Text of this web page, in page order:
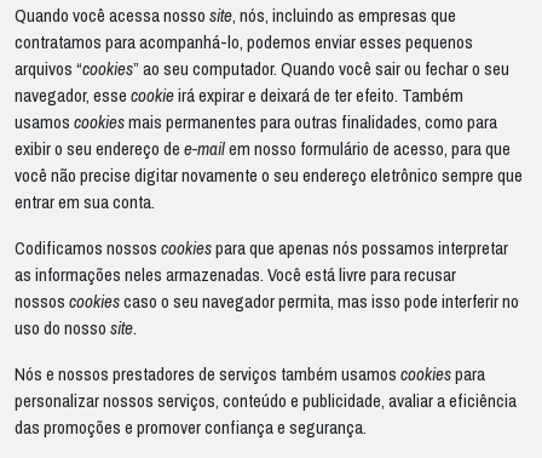
Quando você acessa nossosite, nós, incluindo as empresas que
contratamos para acompanhá-lo, podemos enviar esses pequenos
arquivos “cookies” ao seu computador. Quando você sair ou fechar o seu
navegador, essecookieirá expirar e deixará de ter efeito. Também
usamoscookiesmais permanentes para outras finalidades, como para
exibir o seu endereço dee-mailem nosso formulário de acesso, para que
você não precise digitar novamente o seu endereço eletrônico sempre que
entrar em sua conta.
Codificamos nossoscookiespara que apenas nós possamos interpretar
as informações neles armazenadas. Você está livre para recusar
nossoscookiescaso o seu navegador permita, mas isso pode interferir no
uso do nossosite.
Nós e nossos prestadores de serviços também usamoscookiespara
personalizar nossos serviços, conteúdo e publicidade, avaliar a eficiência
das promoções e promover confiança e segurança.